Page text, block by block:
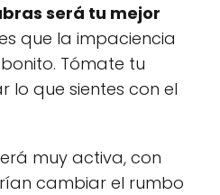
será tu mejor
que la impaciencia
Tómate tu
lo que sientes con el
muy activa, con
cambiar el rumbo